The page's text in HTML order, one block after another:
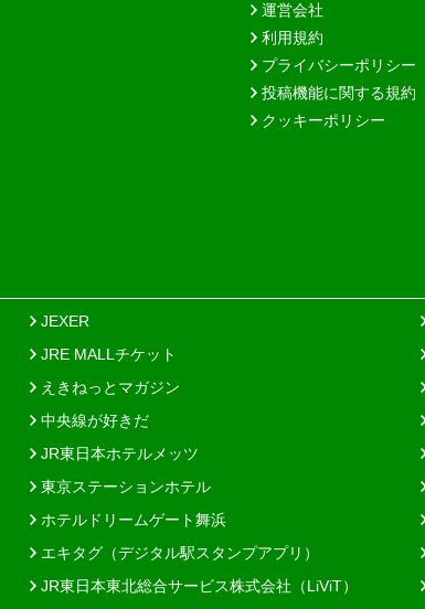
運営会社
利用規約
プライバシーポリシー
投稿機能に関する規約
クッキーポリシー
JEXER
JRE MALLチケット
えきねっとマガジン
中央線が好きだ
JR東日本ホテルメッツ
東京ステーションホテル
ホテルドリームゲート舞浜
エキタグ（デジタル駅スタンプアプリ）
JR東日本東北総合サービス株式会社（LiViT）